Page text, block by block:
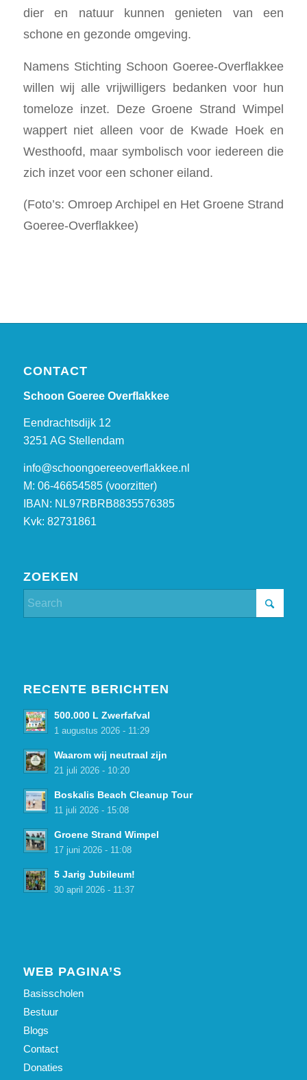
dier en natuur kunnen genieten van een
schone en gezonde omgeving.
Namens Stichting Schoon Goeree-Overflakkee
willen wij alle vrijwilligers bedanken voor hun
tomeloze inzet. Deze Groene Strand Wimpel
wappert niet alleen voor de Kwade Hoek en
Westhoofd, maar symbolisch voor iedereen die
zich inzet voor een schoner eiland.
(Foto’s: Omroep Archipel en Het Groene Strand
Goeree-Overflakkee)
CONTACT
Schoon Goeree Overflakkee
Eendrachtsdijk 12
3251 AG Stellendam
info@schoongoereeoverflakkee.nl
M: 06-46654585 (voorzitter)
IBAN: NL97RBRB8835576385
Kvk: 82731861
ZOEKEN
RECENTE BERICHTEN
500.000 L Zwerfafval
1 augustus 2026 - 11:29
Waarom wij neutraal zijn
21 juli 2026 - 10:20
Boskalis Beach Cleanup Tour
11 juli 2026 - 15:08
Groene Strand Wimpel
17 juni 2026 - 11:08
5 Jarig Jubileum!
30 april 2026 - 11:37
WEB PAGINA’S
Basisscholen
Bestuur
Blogs
Contact
Donaties